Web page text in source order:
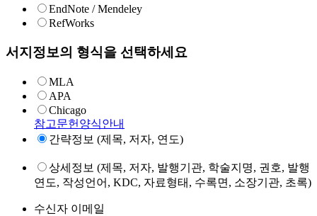
EndNote / Mendeley
RefWorks
서지정보의 형식을 선택하세요
MLA
APA
Chicago
참고문헌양식안내
간략정보 (제목, 저자, 연도)
상세정보 (제목, 저자, 발행기관, 학술지명, 권호, 발행
연도, 작성언어, KDC, 자료형태, 수록면, 소장기관, 초록)
수신자 이메일